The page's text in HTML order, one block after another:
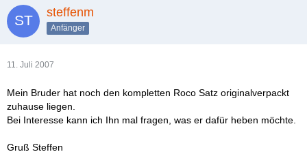
steffenm
Anfänger
11. Juli 2007
Mein Bruder hat noch den kompletten Roco Satz originalverpackt
zuhause liegen.
Bei Interesse kann ich Ihn mal fragen, was er dafür heben möchte.
Gruß Steffen